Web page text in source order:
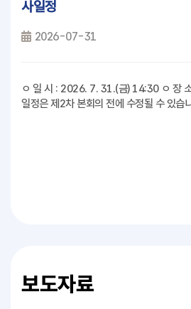
사일정
2026-07-31
ㅇ 일 시 : 2026. 7. 31.(금) 14:30 ㅇ 장
일정은 제2차 본회의 전에 수정될 수 있습
보도자료